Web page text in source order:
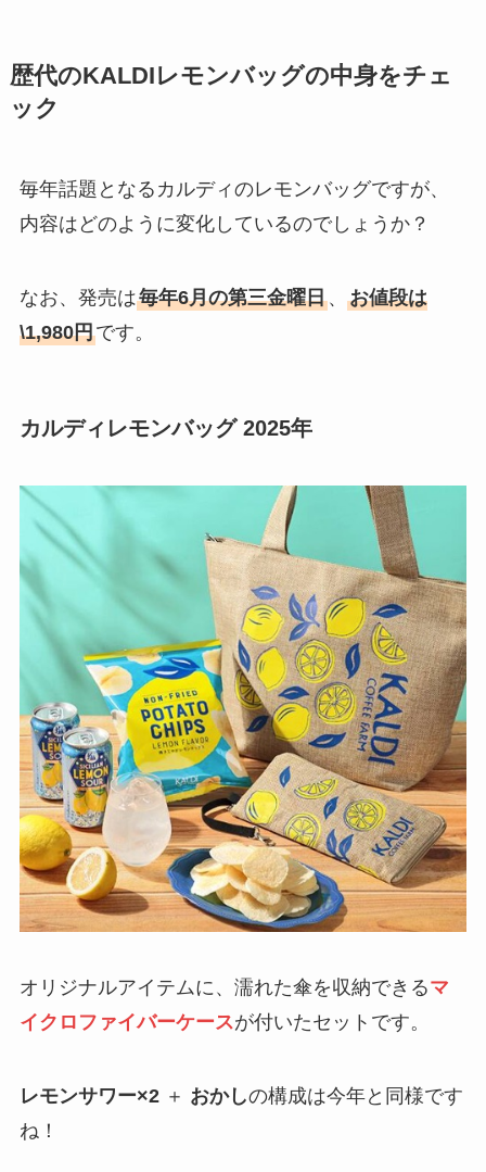
歴代のKALDIレモンバッグの中身をチェ
ック
毎年話題となるカルディのレモンバッグですが、
内容はどのように変化しているのでしょうか？
なお、発売は毎年6月の第三金曜日、 お値段は
\1,980円です。
カルディレモンバッグ 2025年
オリジナルアイテムに、濡れた傘を収納できるマ
イクロファイバーケースが付いたセットです。
レモンサワー×2 ＋ おかしの構成は今年と同様です
ね！